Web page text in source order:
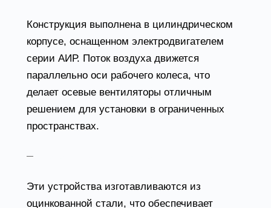
Конструкция выполнена в цилиндрическом
корпусе, оснащенном электродвигателем
серии АИР. Поток воздуха движется
параллельно оси рабочего колеса, что
делает осевые вентиляторы отличным
решением для установки в ограниченных
пространствах.
Эти устройства изготавливаются из
оцинкованной стали, что обеспечивает